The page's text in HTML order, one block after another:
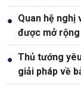
● Quan hệ nghị
được mở rộng
● Thủ tướng
giải pháp về